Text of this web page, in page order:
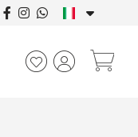
ARREDANDO CASE